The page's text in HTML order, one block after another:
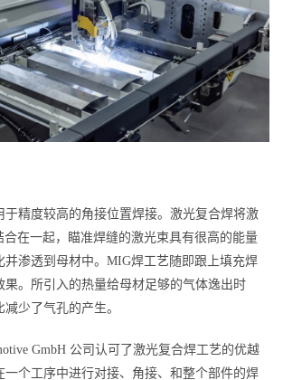
于精度较高的角接位置焊接。激光复合焊将激
在一起，瞄准焊缝的激光束具有很高的能量
并渗透到母材中。MIG焊工艺随即跟上填充焊
果。所引入的热量给母材足够的气体逸出时
少了气孔的产生。
GmbH 公司认可了激光复合焊工艺的优越
一个工序中进行对接、角接、和整个部件的焊